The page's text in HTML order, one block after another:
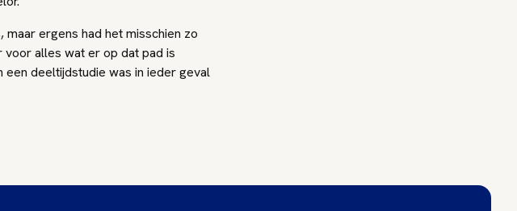
ergens had het misschien zo
voor alles wat er op dat pad is
deeltijdstudie was in ieder geval